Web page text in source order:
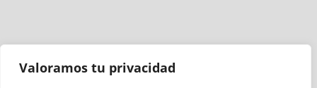
Valoramos tu privacidad